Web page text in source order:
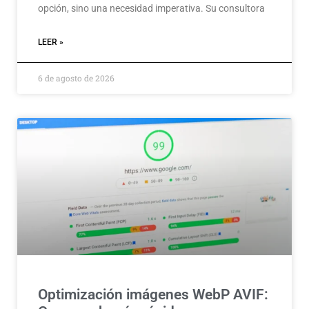
opción, sino una necesidad imperativa. Su consultora
LEER »
6 de agosto de 2026
Optimización imágenes WebP AVIF: